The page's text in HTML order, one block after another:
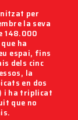
per
la seva
148.000
que ha
espai, fins
dels cinc
la
en dos
i ha triplicat
que no